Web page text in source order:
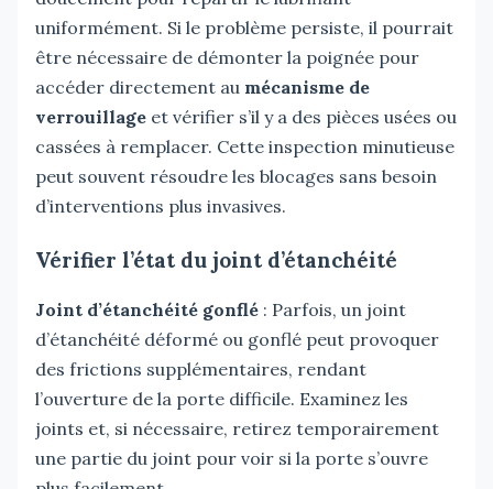
uniformément. Si le problème persiste, il pourrait
être nécessaire de démonter la poignée pour
accéder directement au mécanisme de
verrouillage et vérifier s’il y a des pièces usées ou
cassées à remplacer. Cette inspection minutieuse
peut souvent résoudre les blocages sans besoin
d’interventions plus invasives.
Vérifier l’état du joint d’étanchéité
Joint d’étanchéité gonflé : Parfois, un joint
d’étanchéité déformé ou gonflé peut provoquer
des frictions supplémentaires, rendant
l’ouverture de la porte difficile. Examinez les
joints et, si nécessaire, retirez temporairement
une partie du joint pour voir si la porte s’ouvre